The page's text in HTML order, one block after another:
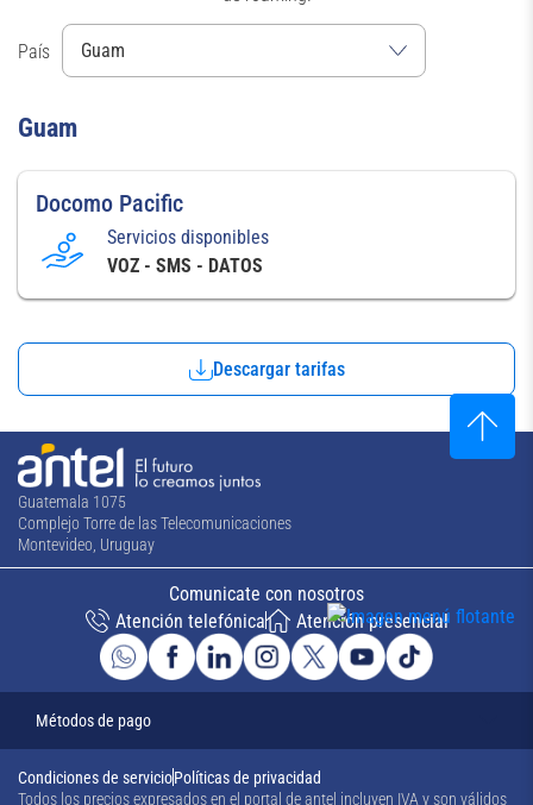
País
Guam
Docomo Pacific
Servicios disponibles
VOZ - SMS - DATOS
Descargar tarifas
Guatemala 1075
Complejo Torre de las Telecomunicaciones
Montevideo, Uruguay
Comunicate con nosotros
Atención telefónica
Atención presencial
Métodos de pago
Todos los precios expresados en el portal de antel incluyen IVA y son válidos
Condiciones de servicioPolíticas de privacidad